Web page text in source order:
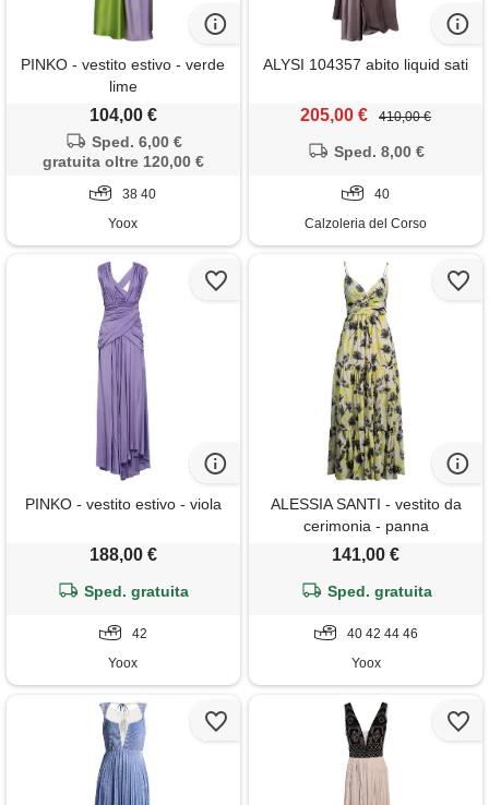
PINKO - vestito estivo - verde
lime
104,00 €
Sped. 6,00 €
gratuita oltre 120,00 €
38 40
Yoox
ALYSI 104357 abito liquid sati
205,00 € 410,00 €
Sped. 8,00 €
40
Calzoleria del Corso
PINKO - vestito estivo - viola
188,00 €
Sped. gratuita
42
Yoox
ALESSIA SANTI - vestito da
cerimonia - panna
141,00 €
Sped. gratuita
40 42 44 46
Yoox